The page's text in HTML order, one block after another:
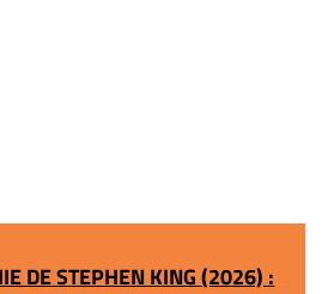
DE STEPHEN KING (2026) :